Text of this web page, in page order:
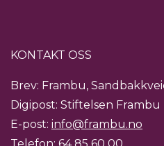
KONTAKT OSS
Brev: Frambu,
Digipost: Stiftelsen Frambu
E-post: info@frambu.no
Telefon: 64 85 60 00